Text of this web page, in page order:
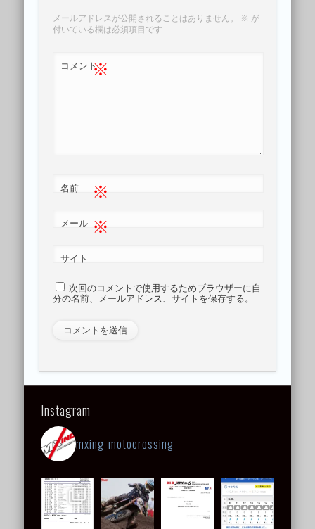
メールアドレスが公開されることはありません。 ※ が
付いている欄は必須項目です
コメント※
名前 ※
メール ※
サイト
次回のコメントで使用するためブラウザーに自
分の名前、メールアドレス、サイトを保存する。
Instagram
mxing_motocrossing